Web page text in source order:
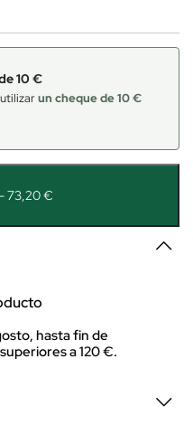
10 €
un cheque de 10 €
73,20 €
hasta fin de
a 120 €.